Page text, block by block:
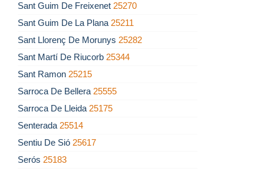
Sant Guim De Freixenet 25270
Sant Guim De La Plana 25211
Sant Llorenç De Morunys 25282
Sant Martí De Riucorb 25344
Sant Ramon 25215
Sarroca De Bellera 25555
Sarroca De Lleida 25175
Senterada 25514
Sentiu De Sió 25617
Serós 25183